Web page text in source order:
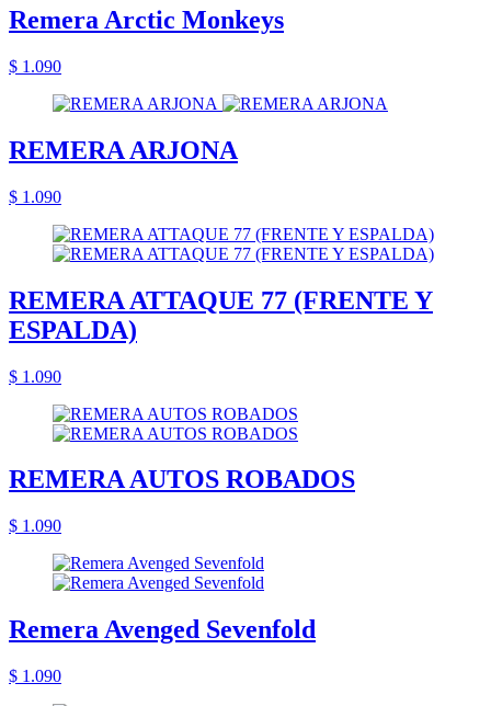
Remera Arctic Monkeys
$ 1.090
REMERA ARJONA
$ 1.090
REMERA ATTAQUE 77 (FRENTE Y
ESPALDA)
$ 1.090
REMERA AUTOS ROBADOS
$ 1.090
Remera Avenged Sevenfold
$ 1.090